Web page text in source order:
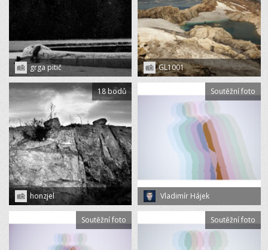
grga pitič GL1001
honzjel
18 bodů
Vladimír Hájek
Soutěžní foto
Soutěžní foto Soutěžní foto